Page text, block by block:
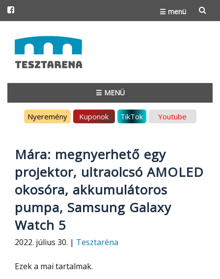
☰ menü
to
content
☰ MENÜ
Nyeremény Kuponok TikTok Youtube
Mára: megnyerhető egy
projektor, ultraolcsó AMOLED
okosóra, akkumulátoros
pumpa, Samsung Galaxy
Watch 5
2022. július 30. | Tesztaréna
Ezek a mai tartalmak.